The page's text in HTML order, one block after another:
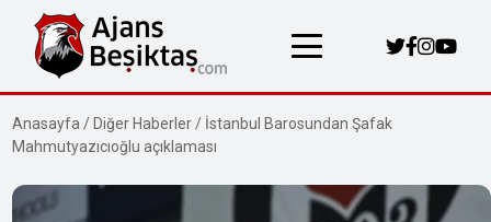
Anasayfa / Diğer Haberler / İstanbul Barosundan Şafak
Mahmutyazıcıoğlu açıklaması